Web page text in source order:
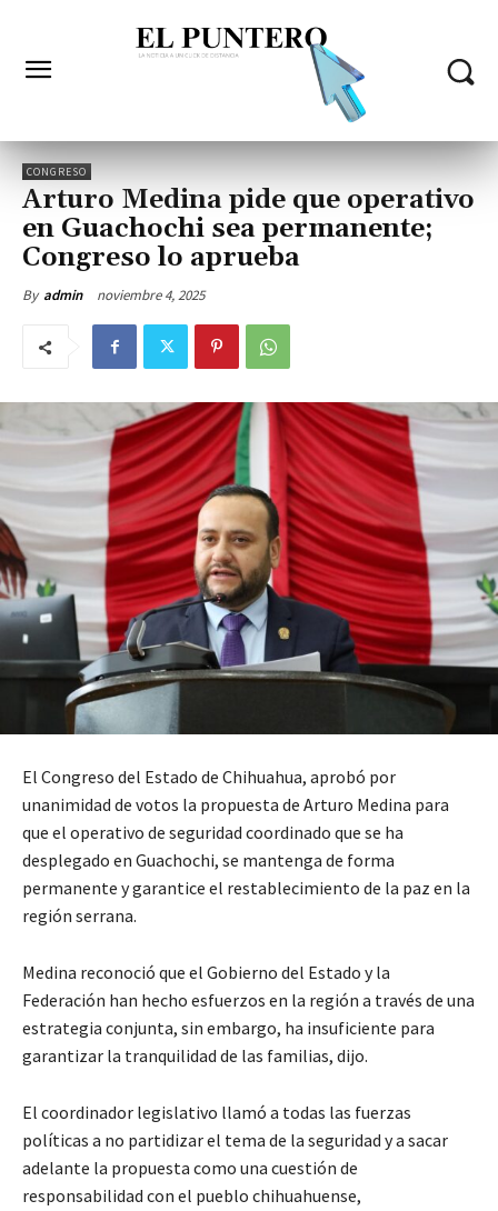
CONGRESO
Arturo Medina pide que operativo
en Guachochi sea permanente;
Congreso lo aprueba
By admin noviembre 4, 2025
El Congreso del Estado de Chihuahua, aprobó por
unanimidad de votos la propuesta de Arturo Medina para
que el operativo de seguridad coordinado que se ha
desplegado en Guachochi, se mantenga de forma
permanente y garantice el restablecimiento de la paz en la
región serrana.
Medina reconoció que el Gobierno del Estado y la
Federación han hecho esfuerzos en la región a través de una
estrategia conjunta, sin embargo, ha insuficiente para
garantizar la tranquilidad de las familias, dijo.
El coordinador legislativo llamó a todas las fuerzas
políticas a no partidizar el tema de la seguridad y a sacar
adelante la propuesta como una cuestión de
responsabilidad con el pueblo chihuahuense,